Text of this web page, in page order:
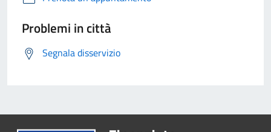
Problemi in città
Segnala disservizio